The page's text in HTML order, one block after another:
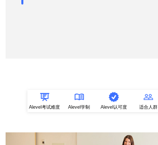
Alevel考试难度 Alevel学制 Alevel认可度 适合人群